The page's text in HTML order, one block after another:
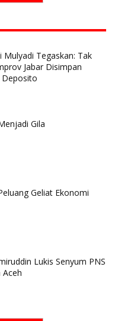
Mulyadi Tegaskan: Tak
Jabar Disimpan
Gila
Geliat Ekonomi
Lukis Senyum PNS